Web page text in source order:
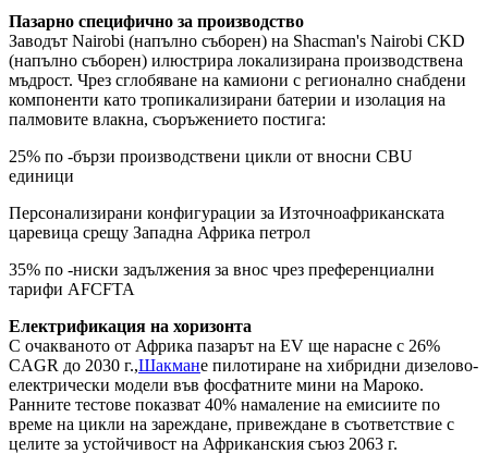
Пазарно специфично за производство
Заводът Nairobi (напълно съборен) на Shacman's Nairobi CKD
(напълно съборен) илюстрира локализирана производствена
мъдрост. Чрез сглобяване на камиони с регионално снабдени
компоненти като тропикализирани батерии и изолация на
палмовите влакна, съоръжението постига:
25% по -бързи производствени цикли от вносни CBU
единици
Персонализирани конфигурации за Източноафриканската
царевица срещу Западна Африка петрол
35% по -ниски задължения за внос чрез преференциални
тарифи AFCFTA
Електрификация на хоризонта
С очакваното от Африка пазарът на EV ще нарасне с 26%
CAGR до 2030 г.,Шакмане пилотиране на хибридни дизелово-
електрически модели във фосфатните мини на Мароко.
Ранните тестове показват 40% намаление на емисиите по
време на цикли на зареждане, привеждане в съответствие с
целите за устойчивост на Африканския съюз 2063 г.